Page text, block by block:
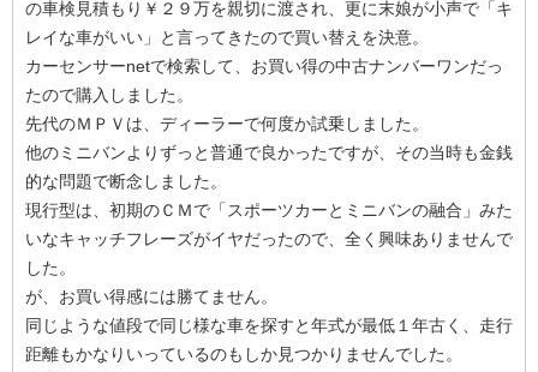
の車検見積もり￥２９万を親切に渡され、更に末娘が小声で「キ
レイな車がいい」と言ってきたので買い替えを決意。
カーセンサーnetで検索して、お買い得の中古ナンバーワンだっ
たので購入しました。
先代のＭＰＶは、ディーラーで何度か試乗しました。
他のミニバンよりずっと普通で良かったですが、その当時も金銭
的な問題で断念しました。
現行型は、初期のＣＭで「スポーツカーとミニバンの融合」みた
いなキャッチフレーズがイヤだったので、全く興味ありませんで
した。
が、お買い得感には勝てません。
同じような値段で同じ様な車を探すと年式が最低１年古く、走行
距離もかなりいっているのもしか見つかりませんでした。